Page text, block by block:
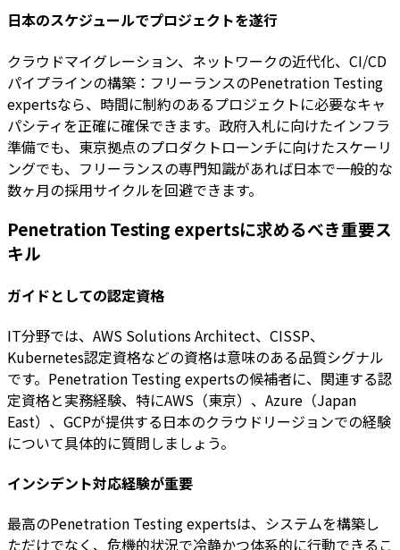
日本のスケジュールでプロジェクトを遂行
クラウドマイグレーション、ネットワークの近代化、CI/CD
パイプラインの構築：フリーランスのPenetration Testing
expertsなら、時間に制約のあるプロジェクトに必要なキャ
パシティを正確に確保できます。政府入札に向けたインフラ
準備でも、東京拠点のプロダクトローンチに向けたスケーリ
ングでも、フリーランスの専門知識があれば日本で一般的な
数ヶ月の採用サイクルを回避できます。
Penetration Testing expertsに求めるべき重要ス
キル
ガイドとしての認定資格
IT分野では、AWS Solutions Architect、CISSP、
Kubernetes認定資格などの資格は意味のある品質シグナル
です。Penetration Testing expertsの候補者に、関連する認
定資格と実務経験、特にAWS（東京）、Azure（Japan
East）、GCPが提供する日本のクラウドリージョンでの経験
について具体的に質問しましょう。
インシデント対応経験が重要
最高のPenetration Testing expertsは、システムを構築し
ただけでなく、危機的状況で冷静かつ体系的に行動できるこ